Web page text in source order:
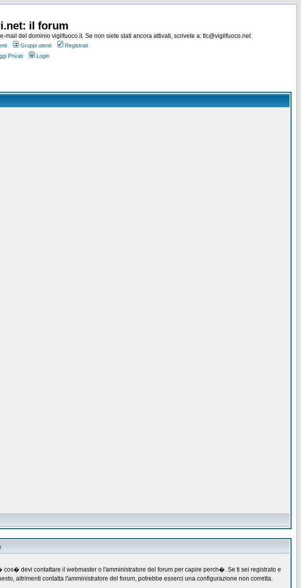
il forum
mail del dominio vigilfuoco.it. Se non siete stati ancora attivati, scrivete a: tlc@vigilfuoco.net
Gruppi utenti
Registrati
Privati Login
devi contattare il webmaster o l'amministratore del forum per capire perch�. Se ti sei registrato e
altrimenti contatta l'amministratore del forum, potrebbe esserci una configurazione non corretta.